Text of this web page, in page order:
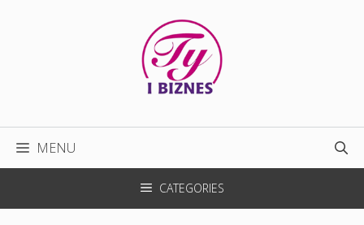
MENU
CATEGORIES